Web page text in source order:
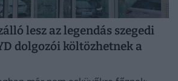
lesz az legendás szegedi
dolgozói költözhetnek a